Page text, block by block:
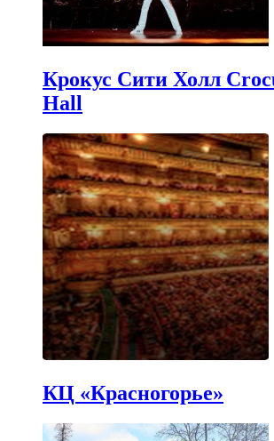
Крокус Сити Холл
Hall
КЦ «Красногорье»